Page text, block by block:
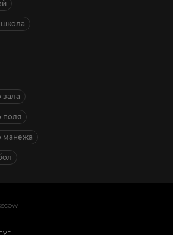
школа
зала
поля
манежа